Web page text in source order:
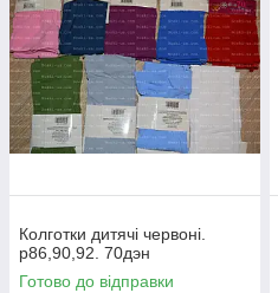
Колготки дитячі червоні.
р86,90,92. 70дэн
Готово до відправки